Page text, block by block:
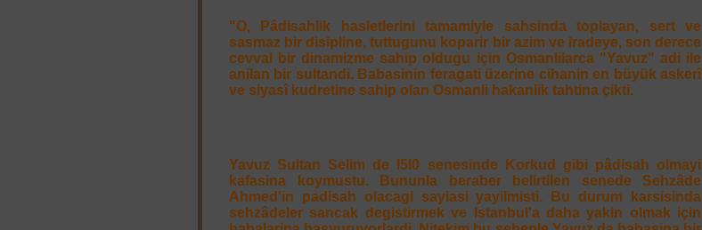
"O, Pâdisahlik hasletlerini tamamiyle sahsinda toplayan, sert ve
sasmaz bir disipline, tuttugunu koparir bir azim ve iradeye, son derece
cevval bir dinamizme sahip oldugu için Osmanlilarca "Yavuz" adi ile
anilan bir sultandi. Babasinin feragati üzerine cihanin en büyük askerî
ve siyasî kudretine sahip olan Osmanli hakanlik tahtina çikti.
Yavuz Sultan Selim de l5l0 senesinde Korkud gibi pâdisah olmayi
kafasina koymustu. Bununla beraber belirtilen senede Sehzâde
Ahmed'in padisah olacagi sayiasi yayilmisti. Bu durum karsisinda
sehzâdeler sancak degistirmek ve Istanbul'a daha yakin olmak için